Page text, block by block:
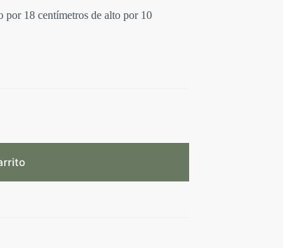
por 18 centímetros de alto por 10